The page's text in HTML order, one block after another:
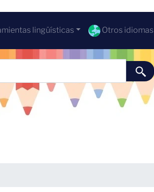
lingüísticas Otros idiomas